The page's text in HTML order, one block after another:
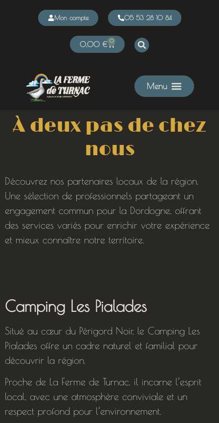
Mon compte 05 53 28 10 84
0,00 € 0
À deux pas de chez
nous
Découvrez nos partenaires locaux de la région.
Une sélection de professionnels partageant un
engagement commun pour la Dordogne, offrant
des services variés pour enrichir votre expérience
et mieux connaître notre territoire.
Camping Les Pialades
Situé au cœur du Périgord Noir, le Camping Les
Pialades offre un cadre naturel et familial pour
découvrir la région.
Proche de La Ferme de Turnac, il incarne l’esprit
local, avec une atmosphère conviviale et un
respect profond pour l’environnement.